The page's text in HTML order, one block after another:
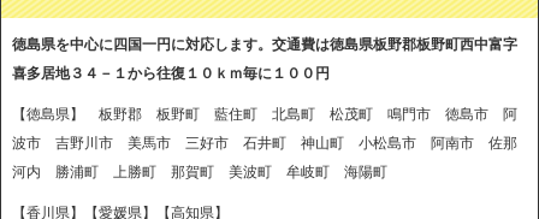
徳島県を中心に四国一円に対応します。交通費は徳島県板野郡板野町西中富字
喜多居地３４－１から往復１０ｋｍ毎に１００円
【徳島県】 板野郡 板野町 藍住町 北島町 松茂町 鳴門市 徳島市 阿
波市 吉野川市 美馬市 三好市 石井町 神山町 小松島市 阿南市 佐那
河内 勝浦町 上勝町 那賀町 美波町 牟岐町 海陽町
【香川県】【愛媛県】【高知県】